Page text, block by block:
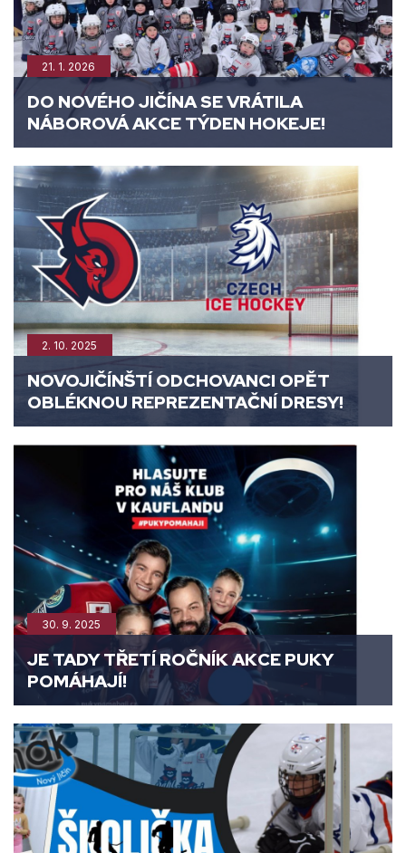
21. 1. 2026
DO NOVÉHO JIČÍNA SE VRÁTILA
NÁBOROVÁ AKCE TÝDEN HOKEJE!
2. 10. 2025
NOVOJIČÍNŠTÍ ODCHOVANCI OPĚT
OBLÉKNOU REPREZENTAČNÍ DRESY!
30. 9. 2025
JE TADY TŘETÍ ROČNÍK AKCE PUKY
POMÁHAJÍ!